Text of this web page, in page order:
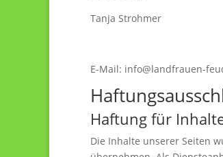
Tanja Strohmer
E-Mail: info@landfrauen-
Haftung für
Die Inhalte unserer Seiten